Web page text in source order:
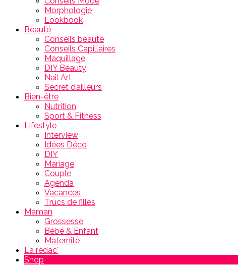
Morphologie
Lookbook
Beauté
Conseils beauté
Conseils Capillaires
Maquillage
DIY Beauty
Nail Art
Secret d’ailleurs
Bien-être
Nutrition
Sport & Fitness
Lifestyle
Interview
Idées Déco
DIY
Mariage
Couple
Agenda
Vacances
Trucs de filles
Maman
Grossesse
Bébé & Enfant
Maternité
La rédac’
Shop